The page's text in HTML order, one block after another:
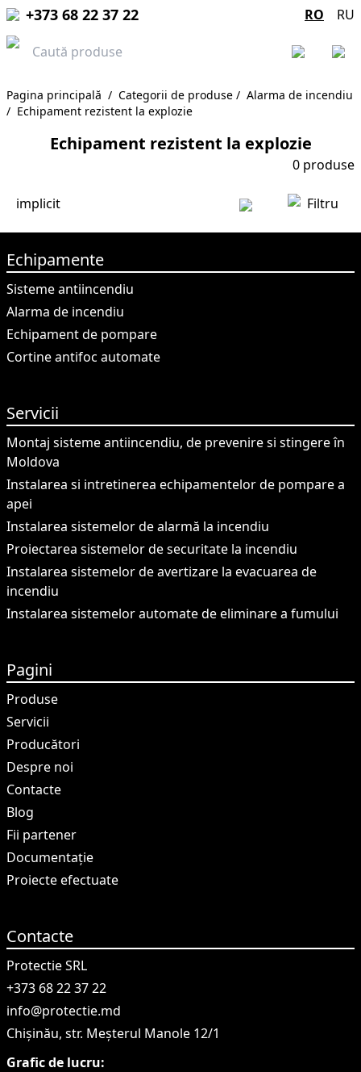
+373 68 22 37 22 RO RU
Pagina principală / Categorii de produse / Alarma de incendiu
/ Echipament rezistent la explozie
Echipament rezistent la explozie
0 produse
implicit Filtru
Echipamente
Sisteme antiincendiu
Alarma de incendiu
Echipament de pompare
Cortine antifoc automate
Servicii
Montaj sisteme antiincendiu, de prevenire si stingere în
Moldova
Instalarea si intretinerea echipamentelor de pompare a
apei
Instalarea sistemelor de alarmă la incendiu
Proiectarea sistemelor de securitate la incendiu
Instalarea sistemelor de avertizare la evacuarea de
incendiu
Instalarea sistemelor automate de eliminare a fumului
Pagini
Produse
Servicii
Producători
Despre noi
Contacte
Blog
Fii partener
Documentație
Proiecte efectuate
Contacte
Protectie SRL
+373 68 22 37 22
info@protectie.md
Chișinău, str. Meșterul Manole 12/1
Grafic de lucru: